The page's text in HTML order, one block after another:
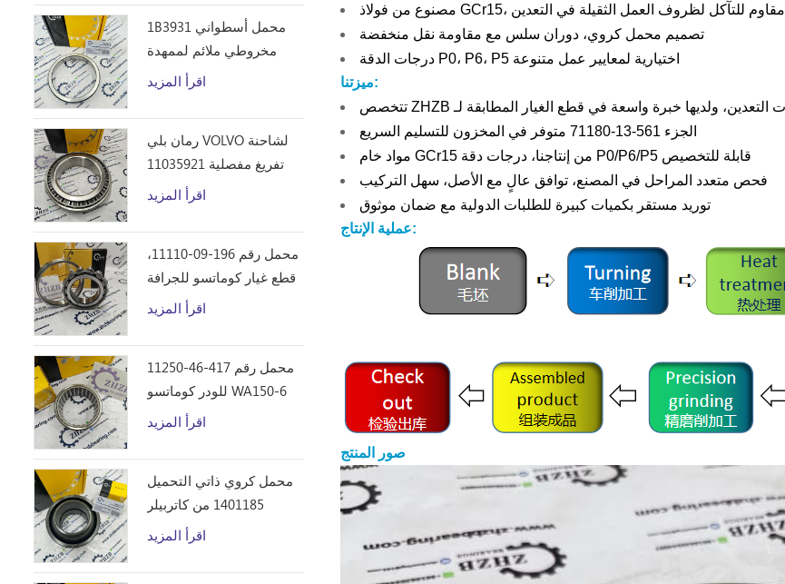
مصنوع من فولاذ GCr15، مقاوم للتآكل لظروف العمل الثقيلة في التعدين
تصميم محمل كروي، دوران سلس مع مقاومة نقل منخفضة
درجات الدقة P0، P6، P5 اختيارية لمعايير عمل متنوعة
ميزتنا:
الجزء 561-13-71180 متوفر في المخزون للتسليم السريع
مواد خام GCr15 من إنتاجنا، درجات دقة P0/P6/P5 قابلة للتخصيص
فحص متعدد المراحل في المصنع، توافق عالٍ مع الأصل، سهل التركيب
توريد مستقر بكميات كبيرة للطلبات الدولية مع ضمان موثوق
عملية الإنتاج:
صور المنتج
1B3931 محمل أسطواني
مخروطي ملائم لممهدة
الطرق من Caterpillar 12F
اقرأ المزيد
رمان بلي VOLVO لشاحنة
تفريغ مفصلية 11035921
اقرأ المزيد
محمل رقم 196-09-11110،
قطع غيار كوماتسو للجرافة
D355C
اقرأ المزيد
محمل رقم 417-46-11250
للودر كوماتسو WA150-6
اقرأ المزيد
محمل كروي ذاتي التحميل
1401185 من كاتربيلر
اقرأ المزيد